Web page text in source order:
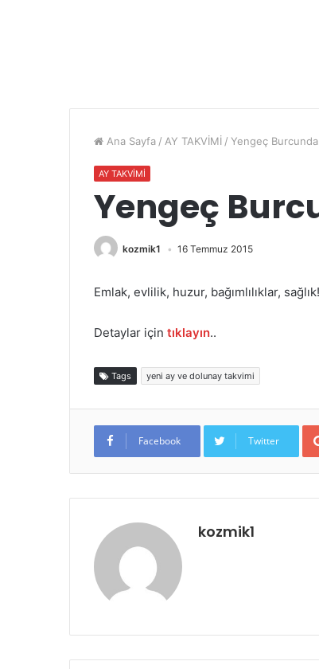
Ana Sayfa / AY TAKVİMİ / Yengeç
AY TAKVİMİ
Yengeç
kozmik1 16 Temmuz 2015
Emlak, evlilik, huzur, bağımlılıklar, sağlık!
Detaylar için tıklayın..
Tags yeni ay ve dolunay takvimi
Facebook Twitter
kozmik1